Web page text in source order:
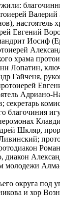
настоятель
Евгений
Иосиф
храма
Лопатин,
Гайченя,
Адриано-
секретарь
благочиния
Шкляр,
молодежи
округа под
и хор